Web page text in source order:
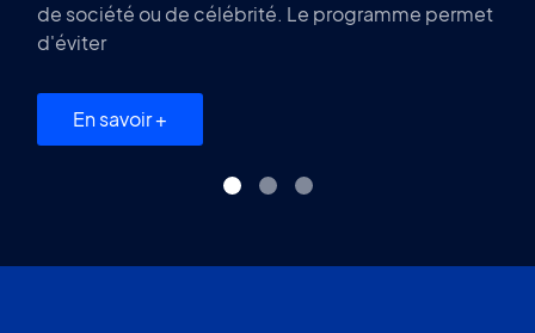
de société ou de célébrité. Le programme permet
d'éviter
En savoir +